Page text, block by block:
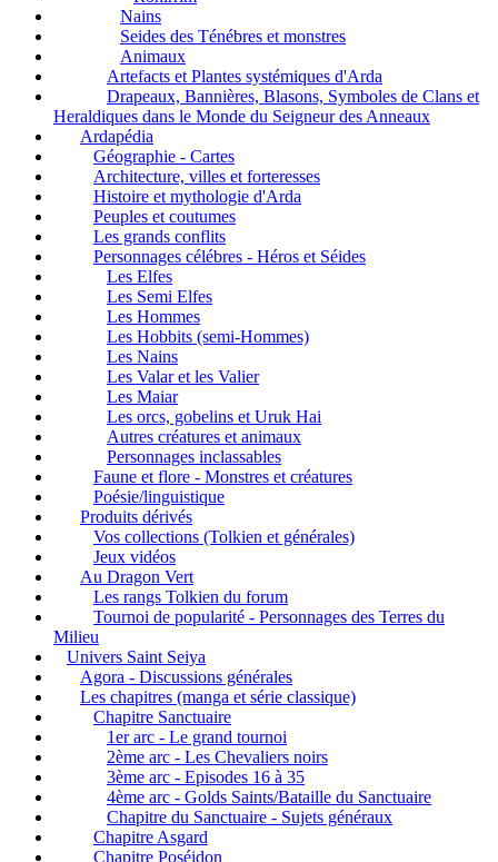
Nains
Seides des Ténébres et monstres
Animaux
Artefacts et Plantes systémiques d'Arda
Drapeaux, Bannières, Blasons, Symboles de Clans et
Heraldiques dans le Monde du Seigneur des Anneaux
Ardapédia
Géographie - Cartes
Architecture, villes et forteresses
Histoire et mythologie d'Arda
Peuples et coutumes
Les grands conflits
Personnages célébres - Héros et Séides
Les Elfes
Les Semi Elfes
Les Hommes
Les Hobbits (semi-Hommes)
Les Nains
Les Valar et les Valier
Les Maiar
Les orcs, gobelins et Uruk Hai
Autres créatures et animaux
Personnages inclassables
Faune et flore - Monstres et créatures
Poésie/linguistique
Produits dérivés
Vos collections (Tolkien et générales)
Jeux vidéos
Au Dragon Vert
Les rangs Tolkien du forum
Tournoi de popularité - Personnages des Terres du
Milieu
Univers Saint Seiya
Agora - Discussions générales
Les chapitres (manga et série classique)
Chapitre Sanctuaire
1er arc - Le grand tournoi
2ème arc - Les Chevaliers noirs
3ème arc - Episodes 16 à 35
4ème arc - Golds Saints/Bataille du Sanctuaire
Chapitre du Sanctuaire - Sujets généraux
Chapitre Asgard
Chapitre Poséidon